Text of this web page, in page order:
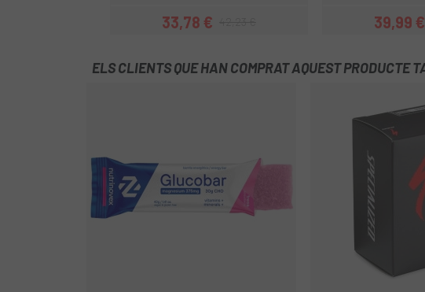
Preu
33,78 €Preu regular 39,99 €
ELS CLIENTS QUE HAN COMPRAT AQUEST PRODUCTE